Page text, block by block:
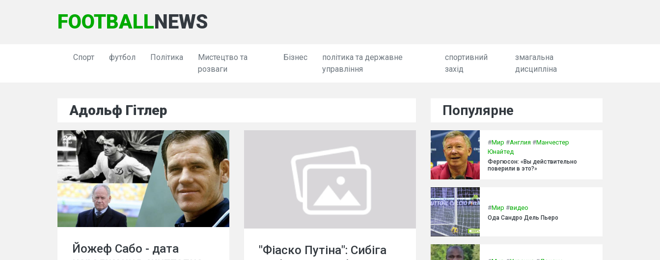
FOOTBALLNEWS
Спорт футбол Політика
Мистецтво та
розваги
Бізнес
політика та державне
управління
спортивний
захід
змагальна
дисципліна
Адольф Гітлер
Йожеф Сабо - дата
"Фіаско Путіна": Сибіга
Популярне
#Мир #Англия #Манчестер
Юнайтед
Фергюсон: «Вы действительно
поверили в это?»
#Мир #видео
Ода Сандро Дель Пьеро